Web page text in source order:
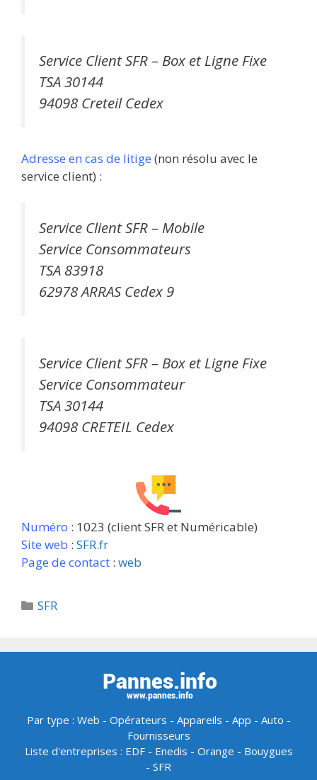
Service Client SFR – Box et Ligne Fixe
TSA 30144
94098 Creteil Cedex
Adresse en cas de litige (non résolu avec le
service client) :
Service Client SFR – Mobile
Service Consommateurs
TSA 83918
62978 ARRAS Cedex 9
Service Client SFR – Box et Ligne Fixe
Service Consommateur
TSA 30144
94098 CRETEIL Cedex
Numéro : 1023 (client SFR et Numéricable)
Site web : SFR.fr
Page de contact : web
Catégories
SFR
Par type : Web - Opérateurs - Appareils - App - Auto -
Fournisseurs
Liste d'entreprises : EDF- Enedis - Orange - Bouygues
- SFR